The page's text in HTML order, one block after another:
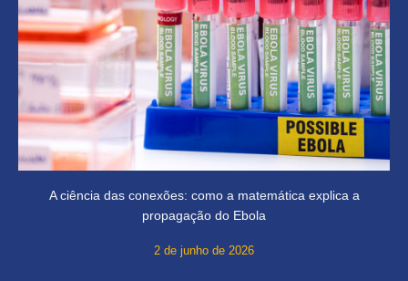
A ciência das conexões: como a matemática explica a
propagação do Ebola
2 de junho de 2026